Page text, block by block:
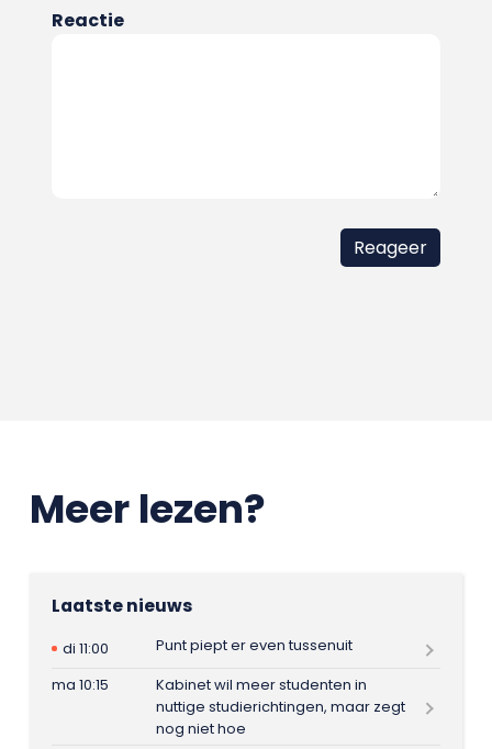
Reactie
Meer lezen?
Laatste nieuws
di 11:00
Punt piept er even tussenuit
ma 10:15
Kabinet wil meer studenten in
nuttige studierichtingen, maar zegt
nog niet hoe